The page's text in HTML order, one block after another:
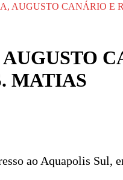
AUGUSTO CANÁRIO E
MATIAS
ao Aquapolis